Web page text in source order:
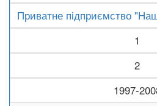
Приватне підприємство
1
2
1997-